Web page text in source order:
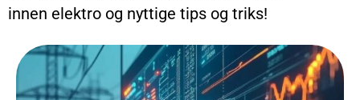
innen elektro og nyttige tips og triks!